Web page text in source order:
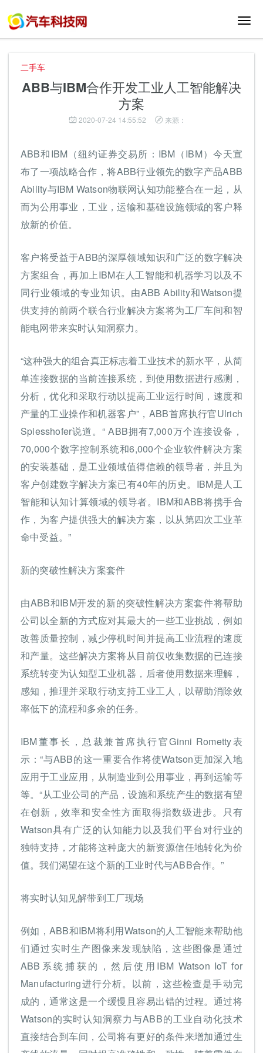
切
二手车
ABB与IBM合作开发工业人工智能解决
方案
2020-07-24 14:55:52 来源：
ABB和IBM（纽约证券交易所：IBM（IBM）今天宣
布了一项战略合作，将ABB行业领先的数字产品ABB
Ability与IBM Watson物联网认知功能整合在一起，从
而为公用事业，工业，运输和基础设施领域的客户释
放新的价值。
客户将受益于ABB的深厚领域知识和广泛的数字解决
方案组合，再加上IBM在人工智能和机器学习以及不
同行业领域的专业知识。由ABB Ability和Watson提
供支持的前两个联合行业解决方案将为工厂车间和智
能电网带来实时认知洞察力。
“这种强大的组合真正标志着工业技术的新水平，从简
单连接数据的当前连接系统，到使用数据进行感测，
分析，优化和采取行动以提高工业运行时间，速度和
产量的工业操作和机器客户”，ABB首席执行官Ulrich
Spiesshofer说道。“ ABB拥有7,000万个连接设备，
70,000个数字控制系统和6,000个企业软件解决方案
的安装基础，是工业领域值得信赖的领导者，并且为
客户创建数字解决方案已有40年的历史。IBM是人工
智能和认知计算领域的领导者。IBM和ABB将携手合
作，为客户提供强大的解决方案，以从第四次工业革
命中受益。”
新的突破性解决方案套件
由ABB和IBM开发的新的突破性解决方案套件将帮助
公司以全新的方式应对其最大的一些工业挑战，例如
改善质量控制，减少停机时间并提高工业流程的速度
和产量。这些解决方案将从目前仅收集数据的已连接
系统转变为认知型工业机器，后者使用数据来理解，
感知，推理并采取行动支持工业工人，以帮助消除效
率低下的流程和多余的任务。
IBM董事长，总裁兼首席执行官Ginni Rometty表
示：“与ABB的这一重要合作将使Watson更加深入地
应用于工业应用，从制造业到公用事业，再到运输等
等。“从工业公司的产品，设施和系统产生的数据有望
在创新，效率和安全性方面取得指数级进步。只有
Watson具有广泛的认知能力以及我们平台对行业的
独特支持，才能将这种庞大的新资源信任地转化为价
值。我们渴望在这个新的工业时代与ABB合作。”
将实时认知见解带到工厂现场
例如，ABB和IBM将利用Watson的人工智能来帮助他
们通过实时生产图像来发现缺陷，这些图像是通过
ABB系统捕获的，然后使用IBM Watson IoT for
Manufacturing进行分析。以前，这些检查是手动完
成的，通常这是一个缓慢且容易出错的过程。通过将
Watson的实时认知洞察力与ABB的工业自动化技术
直接结合到车间，公司将有更好的条件来增加通过生